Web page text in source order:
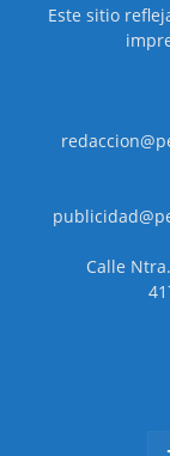
Este sitio
Calle